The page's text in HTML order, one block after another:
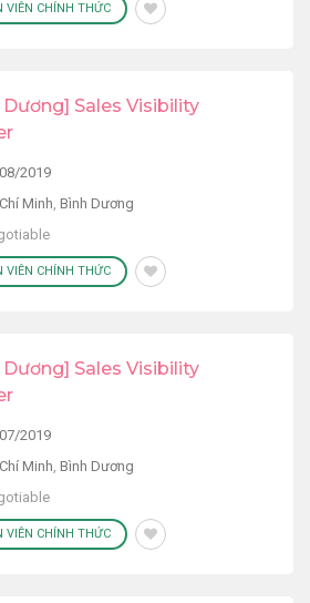
VIÊN CHÍNH THỨC
Dương] Sales Visibility
2019
Minh, Bình Dương
VIÊN CHÍNH THỨC
Dương] Sales Visibility
2019
Minh, Bình Dương
VIÊN CHÍNH THỨC